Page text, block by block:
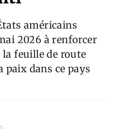
américains
2026 à renforcer
feuille de route
dans ce pays